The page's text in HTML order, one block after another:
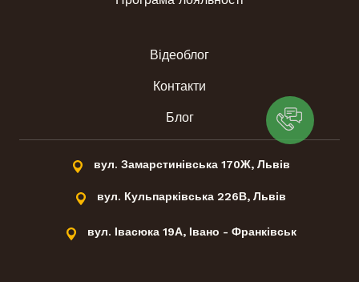
Відеоблог
Контакти
Блог
вул. Замарстинівська 170Ж, Львів
вул. Кульпарківська 226В, Львів
вул. Івасюка 19А, Івано - Франківськ